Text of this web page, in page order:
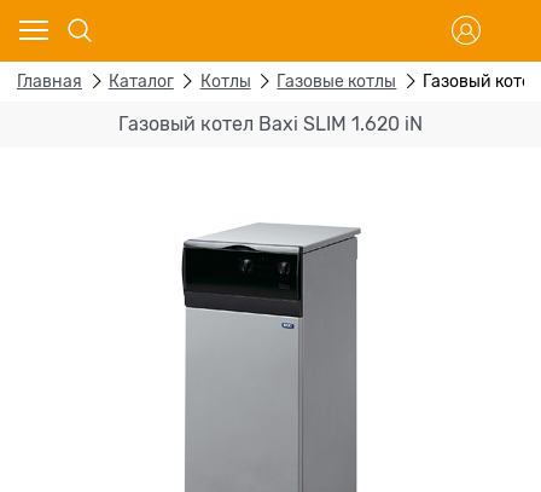
Главная Каталог Котлы Газовые котлы Газовый
Газовый котел Baxi SLIM 1.620 iN